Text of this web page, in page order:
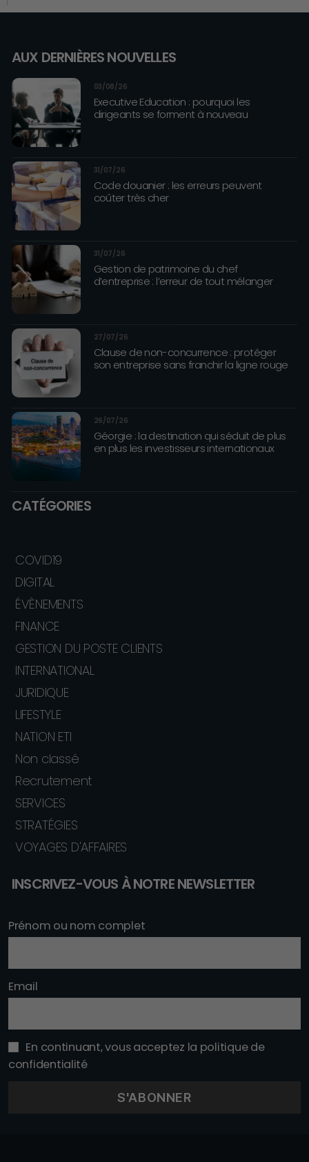
AUX DERNIÈRES NOUVELLES
03/08/26
Executive Education : pourquoi les
dirigeants se forment à nouveau
31/07/26
Code douanier : les erreurs peuvent
coûter très cher
31/07/26
Gestion de patrimoine du chef
d’entreprise : l’erreur de tout mélanger
27/07/26
Clause de non-concurrence : protéger
son entreprise sans franchir la ligne rouge
26/07/26
Géorgie : la destination qui séduit de plus
en plus les investisseurs internationaux
CATÉGORIES
COVID19
DIGITAL
ÉVÈNEMENTS
FINANCE
GESTION DU POSTE CLIENTS
INTERNATIONAL
JURIDIQUE
LIFESTYLE
NATION ETI
Non classé
Recrutement
SERVICES
STRATÉGIES
VOYAGES D'AFFAIRES
INSCRIVEZ-VOUS À NOTRE NEWSLETTER
Prénom ou nom complet
Email
En continuant, vous acceptez la politique de
confidentialité